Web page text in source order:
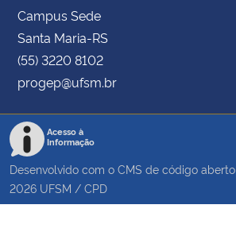
Campus Sede
Santa Maria-RS
(55) 3220 8102
progep@ufsm.br
Acesso à
Informação
Desenvolvido com o CMS de código aberto
2026 UFSM / CPD